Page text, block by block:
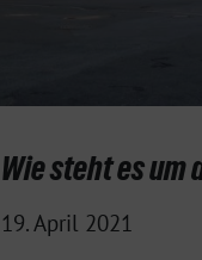
Wie steht es um
19. April 2021